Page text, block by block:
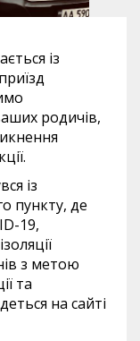
із
родичів,
із
пункту, де
19,
з метою
та
на сайті